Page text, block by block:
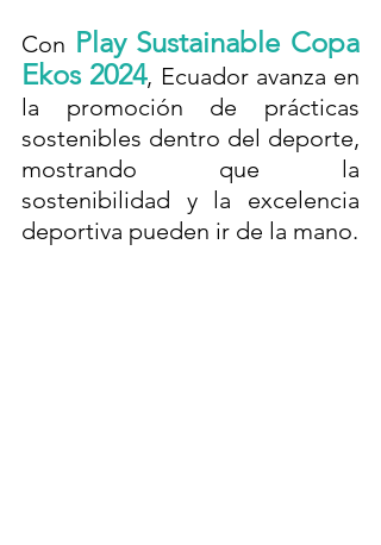
Con Play Sustainable Copa
Ekos 2024, Ecuador avanza en
la promoción de prácticas
sostenibles dentro del deporte,
mostrando que la
sostenibilidad y la excelencia
deportiva pueden ir de la mano.